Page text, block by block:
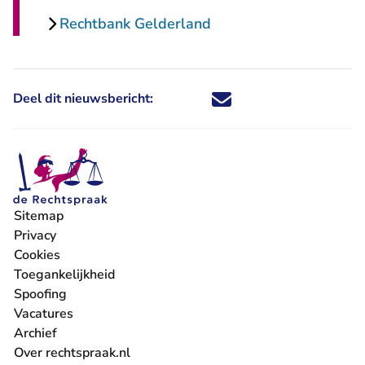
Rechtbank Gelderland
Deel dit nieuwsbericht: Deel dit nieuwsbericht via X -
Deel dit nieuwsbericht via
Deel dit nieuwsbericht
Deel dit
Sitemap
Privacy
Cookies
Toegankelijkheid
Spoofing
Vacatures
- U verlaat Rechtspraak.nl
Archief
Over rechtspraak.nl